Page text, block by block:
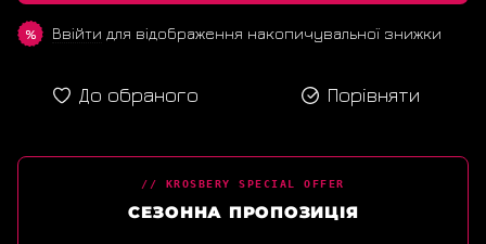
% Ввійти для відображення накопичувальної знижки
До обраного Порівняти
// KROSBERY SPECIAL OFFER
СЕЗОННА ПРОПОЗИЦІЯ